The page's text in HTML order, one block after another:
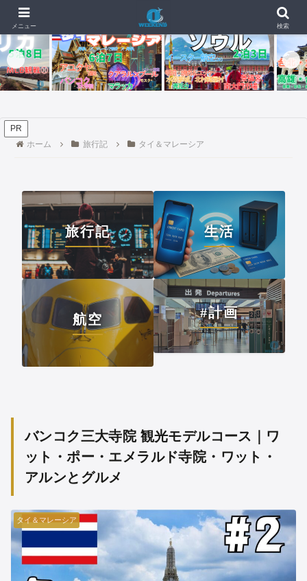
📰 新着記事
目・最終日】イパオビーチでモンスターバーガー、チャモロプレート
PR
ホーム
旅行記 タイ＆マレーシア
旅行記 生活
航空 #計画
バンコク三大寺院 観光モデルコース｜ワ
ット・ポー・エメラルド寺院・ワット・
アルンとグルメ
タイ＆マレーシア
メニュー 検索